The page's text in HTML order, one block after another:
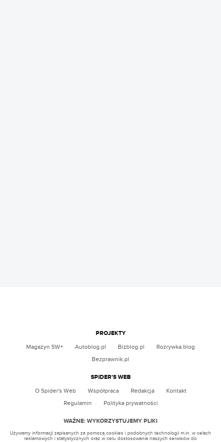
WAŻNE: WYKORZYSTUJEMY PLIKI
Używamy informacji zapisanych za pomocą cookies i podobnych technologii m.in. w celach
reklamowych i statystycznych oraz w celu dostosowania naszych serwisów do
PROJEKTY
Magazyn SW+ Autoblog.pl Bizblog.pl
Rozrywka.blog
Bezprawnik.pl
SPIDER’S WEB
O Spider's Web Współpraca Redakcja
Kontakt
Regulamin
Polityka prywatności